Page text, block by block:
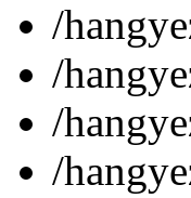
/
/
/
/